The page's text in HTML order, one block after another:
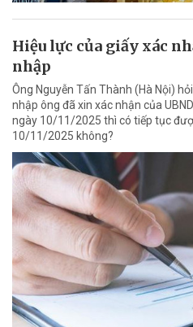
Hiệu lực của giấy xác
nhập
Ông Nguyễn Tấn Thành (Hà Nội)
nhập ông đã xin xác nhận của
ngày 10/11/2025 thì có tiếp tục
10/11/2025 không?